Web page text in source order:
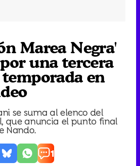
Marea Negra'
una tercera
en
se suma al elenco del
que anuncia el punto final
Nando.
1